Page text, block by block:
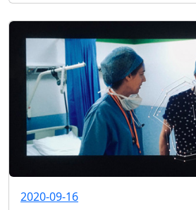
2020-09-16